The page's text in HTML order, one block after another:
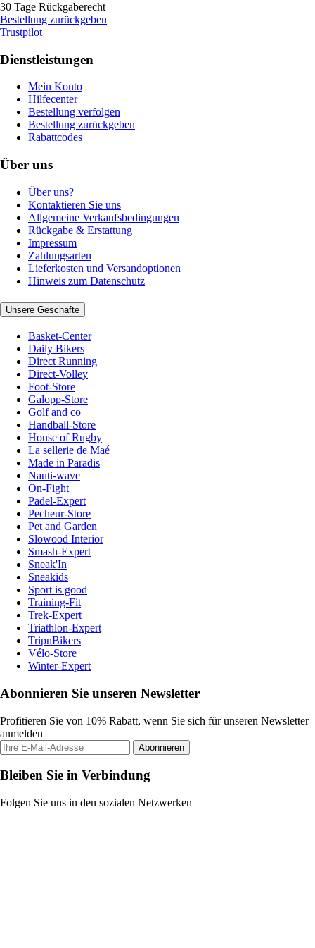
30 Tage Rückgaberecht
Bestellung zurückgeben
Trustpilot
Dienstleistungen
Mein Konto
Hilfecenter
Bestellung verfolgen
Bestellung zurückgeben
Rabattcodes
Über uns
Über uns?
Kontaktieren Sie uns
Allgemeine Verkaufsbedingungen
Rückgabe & Erstattung
Impressum
Zahlungsarten
Lieferkosten und Versandoptionen
Hinweis zum Datenschutz
Unsere Geschäfte
Basket-Center
Daily Bikers
Direct Running
Direct-Volley
Foot-Store
Galopp-Store
Golf and co
Handball-Store
House of Rugby
La sellerie de Maé
Made in Paradis
Nauti-wave
On-Fight
Padel-Expert
Pecheur-Store
Pet and Garden
Slowood Interior
Smash-Expert
Sneak'In
Sneakids
Sport is good
Training-Fit
Trek-Expert
Triathlon-Expert
TripnBikers
Vélo-Store
Winter-Expert
Abonnieren Sie unseren Newsletter
Profitieren Sie von 10% Rabatt, wenn Sie sich für unseren Newsletter
anmelden
Abonnieren
Bleiben Sie in Verbindung
Folgen Sie uns in den sozialen Netzwerken